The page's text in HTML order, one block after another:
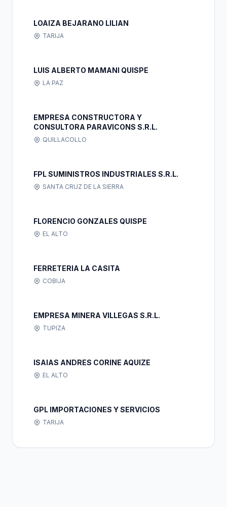
LOAIZA BEJARANO LILIAN
TARIJA
LUIS ALBERTO MAMANI QUISPE
LA PAZ
EMPRESA CONSTRUCTORA Y
CONSULTORA PARAVICONS S.R.L.
QUILLACOLLO
FPL SUMINISTROS INDUSTRIALES S.R.L.
SANTA CRUZ DE LA SIERRA
FLORENCIO GONZALES QUISPE
EL ALTO
FERRETERIA LA CASITA
COBIJA
EMPRESA MINERA VILLEGAS S.R.L.
TUPIZA
ISAIAS ANDRES CORINE AQUIZE
EL ALTO
GPL IMPORTACIONES Y SERVICIOS
TARIJA